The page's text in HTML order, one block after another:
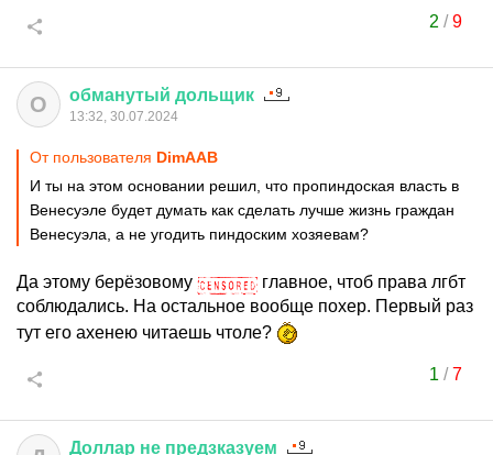
2 /9
О обманутый дольщик
13:32, 30.07.2024
От пользователя DimAAB
И ты на этом основании решил, что пропиндоская власть в
Венесуэле будет думать как сделать лучше жизнь граждан
Венесуэла, а не угодить пиндоским хозяевам?
Да этому берёзовому
главное, чтоб права лгбт
соблюдались. На остальное вообще похер. Первый раз
тут его ахенею читаешь чтоле?
1 /7
Доллар не предзказуем